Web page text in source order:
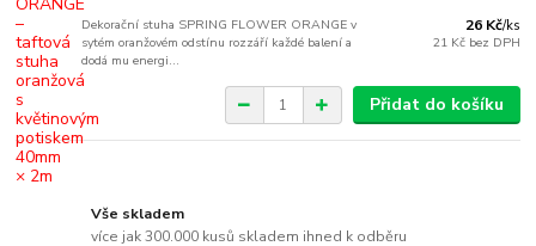
Dekorační stuha SPRING FLOWER ORANGE v
sytém oranžovém odstínu rozzáří každé balení a
dodá mu energi...
26 Kč/ks
21 Kč bez DPH
Přidat do košíku
Vše skladem
více jak 300.000 kusů skladem ihned k odběru